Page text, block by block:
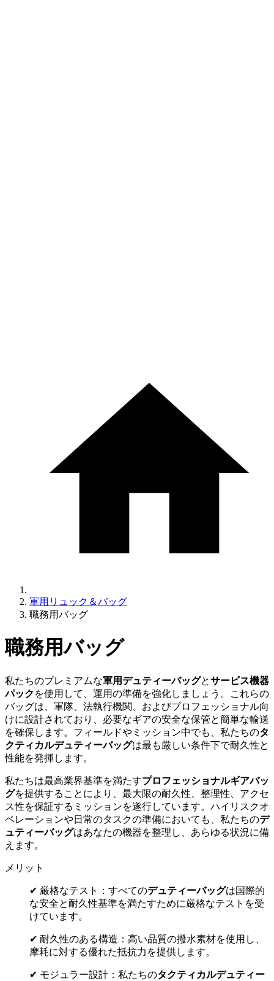
軍用リュック＆バッグ
職務用バッグ
職務用バッグ
私たちのプレミアムな軍用デュティーバッグとサービス機器
パック を使用して、運用の準備を強化しましょう。これらの
バッグは、軍隊、法執行機関、およびプロフェッショナル向
けに設計されており、必要なギアの安全な保管と簡単な輸送
を確保します。フィールドやミッション中でも、私たちのタ
クティカルデュティーバッグは最も厳しい条件下で耐久性と
性能を発揮します。
私たちは最高業界基準を満たすプロフェッショナルギアバッ
グを提供することにより、最大限の耐久性、整理性、アクセ
ス性を保証するミッションを遂行しています。ハイリスクオ
ペレーションや日常のタスクの準備においても、私たちのデ
ュティーバッグはあなたの機器を整理し、あらゆる状況に備
えます。
メリット
✔ 厳格なテスト：すべてのデュティーバッグは国際的
な安全と耐久性基準を満たすために厳格なテストを受
けています。
✔ 耐久性のある構造：高い品質の撥水素材を使用し、
摩耗に対する優れた抵抗力を提供します。
✔ モジュラー設計：私たちのタクティカルデュティー